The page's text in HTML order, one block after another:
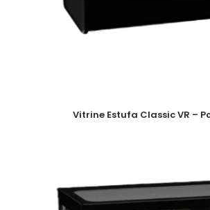
Vitrine Estufa Classic VR –